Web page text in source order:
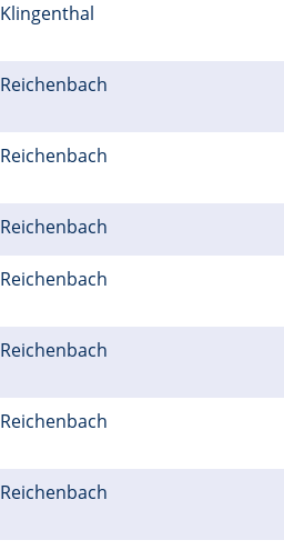
Klingenthal
Reichenbach
Reichenbach
Reichenbach
Reichenbach
Reichenbach
Reichenbach
Reichenbach